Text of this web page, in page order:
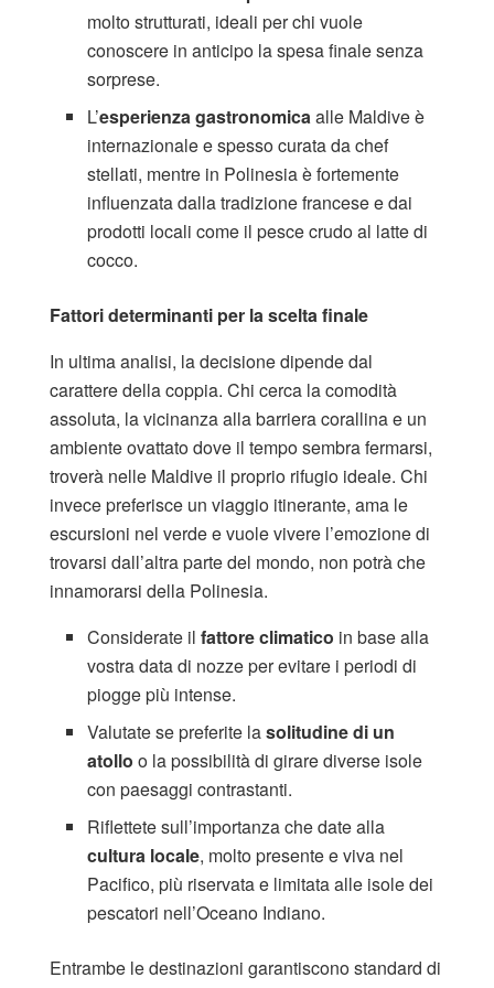
molto strutturati, ideali per chi vuole
conoscere in anticipo la spesa finale senza
sorprese.
L’esperienza gastronomicaalle Maldive è
internazionale e spesso curata da chef
stellati, mentre in Polinesia è fortemente
influenzata dalla tradizione francese e dai
prodotti locali come il pesce crudo al latte di
cocco.
Fattori determinanti per la scelta finale
In ultima analisi, la decisione dipende dal
carattere della coppia. Chi cerca la comodità
assoluta, la vicinanza alla barriera corallina e un
ambiente ovattato dove il tempo sembra fermarsi,
troverà nelle Maldive il proprio rifugio ideale. Chi
invece preferisce un viaggio itinerante, ama le
escursioni nel verde e vuole vivere l’emozione di
trovarsi dall’altra parte del mondo, non potrà che
innamorarsi della Polinesia.
Considerate ilfattore climatico in base alla
vostra data di nozze per evitare i periodi di
piogge più intense.
Valutate se preferite lasolitudine di un
atollo o la possibilità di girare diverse isole
con paesaggi contrastanti.
Riflettete sull’importanza che date alla
cultura locale, molto presente e viva nel
Pacifico, più riservata e limitata alle isole dei
pescatori nell’Oceano Indiano.
Entrambe le destinazioni garantiscono standard di